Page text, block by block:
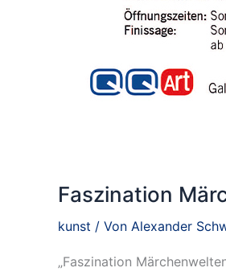
Faszination
kunst / Von Alexander
„Faszination